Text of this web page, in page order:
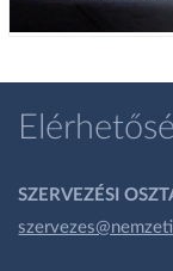
SZERVEZÉSI